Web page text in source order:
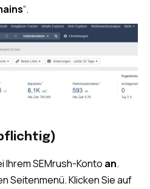
“.
Ihrem SEMrush-Konto an.
Seitenmenü. Klicken Sie auf